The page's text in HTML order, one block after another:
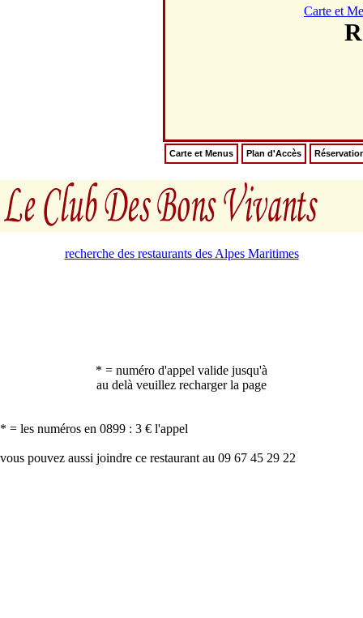
Carte et
Carte et Menus Plan d'Accès
recherche des restaurants des Alpes Maritimes
* = numéro d'appel valide jusqu'à
au delà veuillez recharger la page
* = les numéros en 0899 : 3 € l'appel
vous pouvez aussi joindre ce restaurant au 09 67 45 29 22